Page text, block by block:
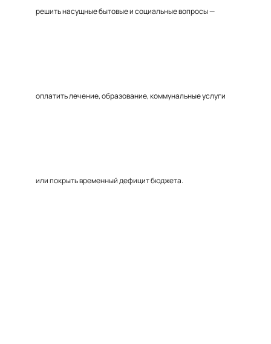
решить насущные бытовые и социальные вопросы —
оплатить лечение, образование, коммунальные услуги
или покрыть временный дефицит бюджета.